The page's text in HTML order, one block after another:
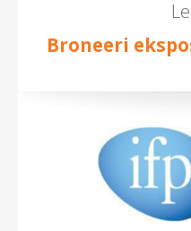
Broneeri